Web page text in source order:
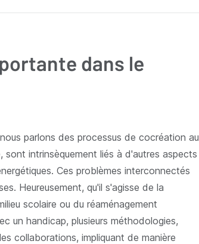
dans le
parlons des processus de cocréation au
intrinsèquement liés à d'autres aspects
Ces problèmes interconnectés
Heureusement, qu'il s'agisse de la
scolaire ou du réaménagement
un handicap, plusieurs méthodologies,
collaborations, impliquant de manière